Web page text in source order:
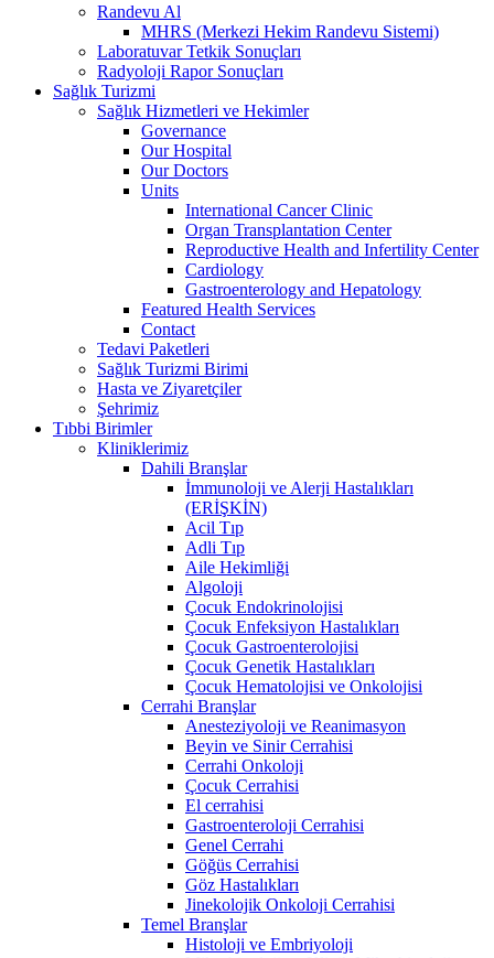
Randevu Al
MHRS (Merkezi Hekim Randevu Sistemi)
Laboratuvar Tetkik Sonuçları
Radyoloji Rapor Sonuçları
Sağlık Turizmi
Sağlık Hizmetleri ve Hekimler
Governance
Our Hospital
Our Doctors
Units
International Cancer Clinic
Organ Transplantation Center
Reproductive Health and Infertility Center
Cardiology
Gastroenterology and Hepatology
Featured Health Services
Contact
Tedavi Paketleri
Sağlık Turizmi Birimi
Hasta ve Ziyaretçiler
Şehrimiz
Tıbbi Birimler
Kliniklerimiz
Dahili Branşlar
İmmunoloji ve Alerji Hastalıkları
(ERİŞKİN)
Acil Tıp
Adli Tıp
Aile Hekimliği
Algoloji
Çocuk Endokrinolojisi
Çocuk Enfeksiyon Hastalıkları
Çocuk Gastroenterolojisi
Çocuk Genetik Hastalıkları
Çocuk Hematolojisi ve Onkolojisi
Cerrahi Branşlar
Anesteziyoloji ve Reanimasyon
Beyin ve Sinir Cerrahisi
Cerrahi Onkoloji
Çocuk Cerrahisi
El cerrahisi
Gastroenteroloji Cerrahisi
Genel Cerrahi
Göğüs Cerrahisi
Göz Hastalıkları
Jinekolojik Onkoloji Cerrahisi
Temel Branşlar
Histoloji ve Embriyoloji